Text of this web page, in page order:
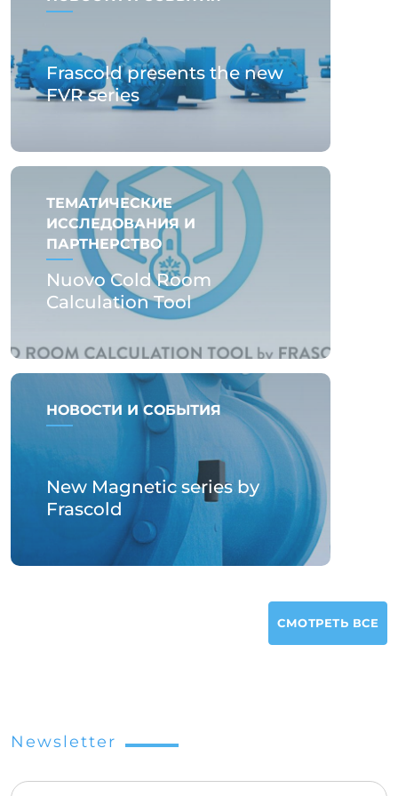
Frascold presents the new
FVR series
ТЕМАТИЧЕСКИЕ
ИССЛЕДОВАНИЯ И
ПАРТНЕРСТВО
Nuovo Cold Room
Calculation Tool
НОВОСТИ И СОБЫТИЯ
New Magnetic series by
Frascold
СМОТРЕТЬ ВСЕ
Newsletter